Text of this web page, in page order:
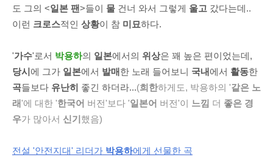
도 그의 <일본 팬>들이 물 건너 와서 그렇게 울고 갔다는데..
이런 크로스적인 상황이 참 미묘하다.
'가수'로서 박용하의 일본에서의 위상은 꽤 높은 편이었는데,
당시에 그가 일본에서 발매 한 노래 들어보니 국내 에서 활동한
곡들보다 유난히 좋긴 하더라...(희한하게도, 박용하의 '같은 노
래'에 대한 '한국어 버전'보다 '일본어 버전'이 느낌 더 좋은 경
우가 많아서 신기 했음)
전설 '안전지대' 리더가 박용하에게 선물한 곡